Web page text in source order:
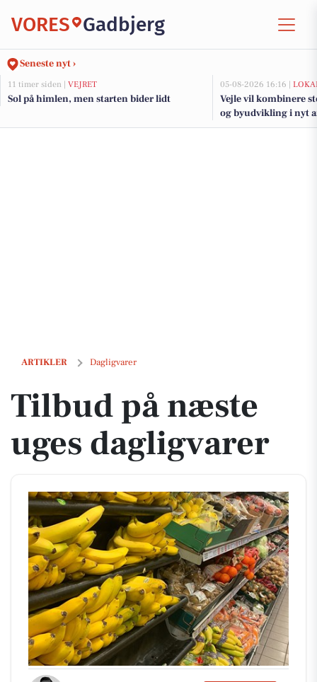
VORES Gadbjerg
Seneste nyt ›
11 timer siden | VEJRET
Sol på himlen, men starten bider lidt
05-08-2026 16:16 |
Vejle vil kombinere
og byudvikling i nyt
fjorden
ARTIKLER Dagligvarer
Tilbud på næste uges dagligvarer
Tilbud på næste
uges dagligvarer